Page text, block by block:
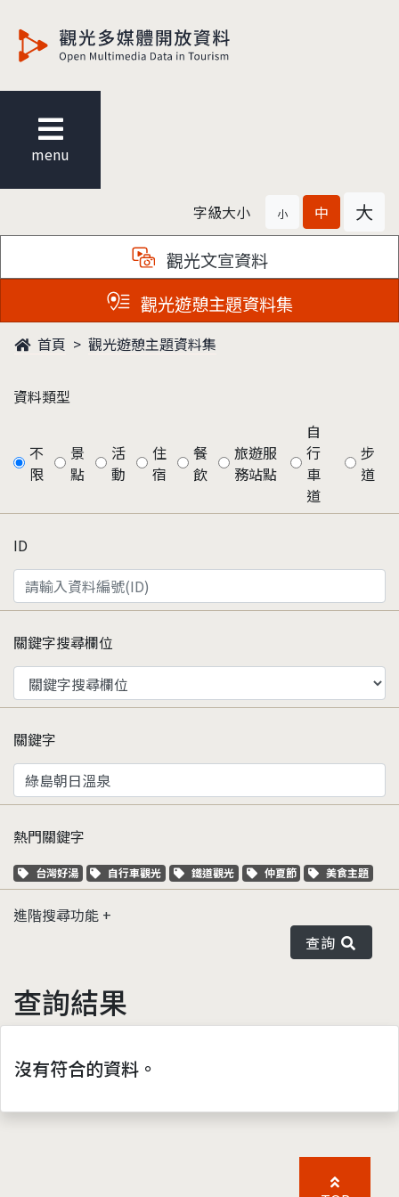
menu
字級大小 小 中 大
觀光文宣資料
觀光遊憩主題資料集
首頁 觀光遊憩主題資料集
資料類型
不
限
景
點
活
動
住
宿
餐
飲
旅遊服
務站點
自
行
車
道
步
道
ID
關鍵字搜尋欄位
關鍵字
熱門關鍵字
關鍵字標籤
台灣好湯 關鍵字標籤
自行車觀光 關鍵字標籤
鐵道觀光 關鍵字標籤
仲夏節 關鍵字標籤
美食主題
進階搜尋功能
查詢
查詢結果
沒有符合的資料。